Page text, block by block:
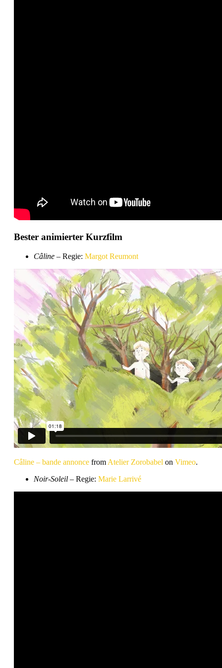
Bester animierter Kurzfilm
Câline – Regie: Margot Reumont
Câline – bande annonce from Atelier Zorobabel on Vimeo.
Noir-Soleil – Regie: Marie Larrivé